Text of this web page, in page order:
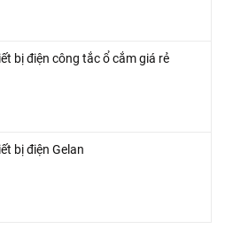
bị điện công tắc ổ cắm giá rẻ
bị điện Gelan